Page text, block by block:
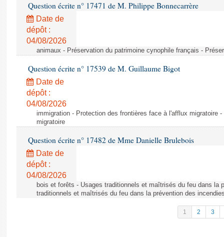
Question écrite n° 17471 de M. Philippe Bonnecarrère
Date de
dépôt :
04/08/2026
animaux - Préservation du patrimoine cynophile français -
Question écrite n° 17539 de M. Guillaume Bigot
Date de
dépôt :
04/08/2026
immigration - Protection des frontières face à l'afflux migratoire
migratoire
Question écrite n° 17482 de Mme Danielle Brulebois
Date de
dépôt :
04/08/2026
bois et forêts - Usages traditionnels et maîtrisés du feu dans la
traditionnels et maîtrisés du feu dans la prévention des
1 2 3